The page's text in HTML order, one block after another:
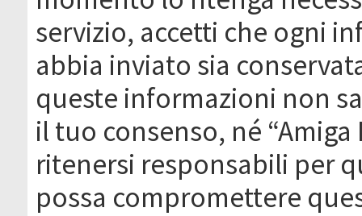
servizio, accetti che ogni
abbia inviato sia
queste informazioni non
il tuo consenso, né
ritenersi responsabili per
possa compromettere